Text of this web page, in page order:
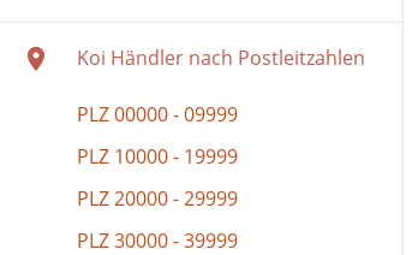
Koi Händler nach Postleitzahlen
PLZ 00000 - 09999
PLZ 10000 - 19999
PLZ 20000 - 29999
PLZ 30000 - 39999